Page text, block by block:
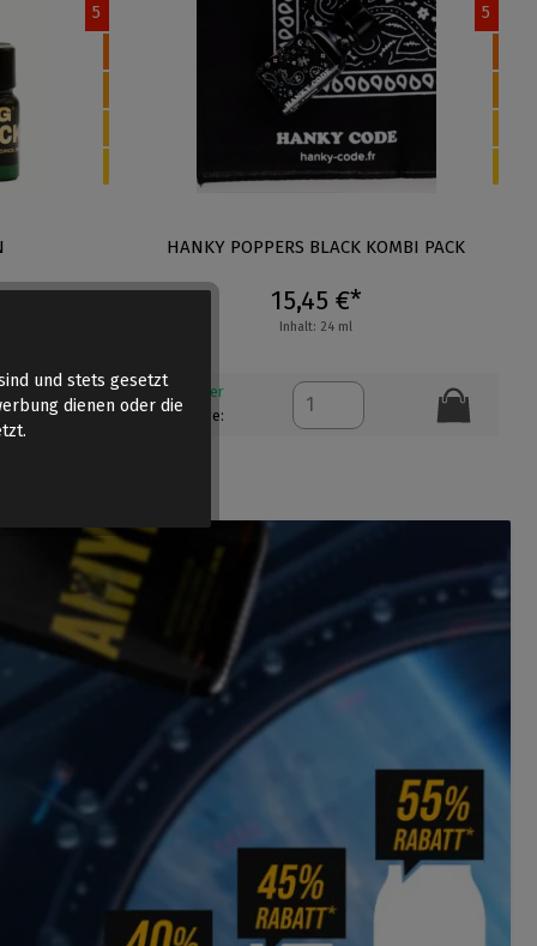
5
lieferbar
5
HANKY POPPERS BLACK KOMBI PACK
15,45 €*
Inhalt: 24 ml
Auf Lager
Menge:
und stets gesetzt
dienen oder die